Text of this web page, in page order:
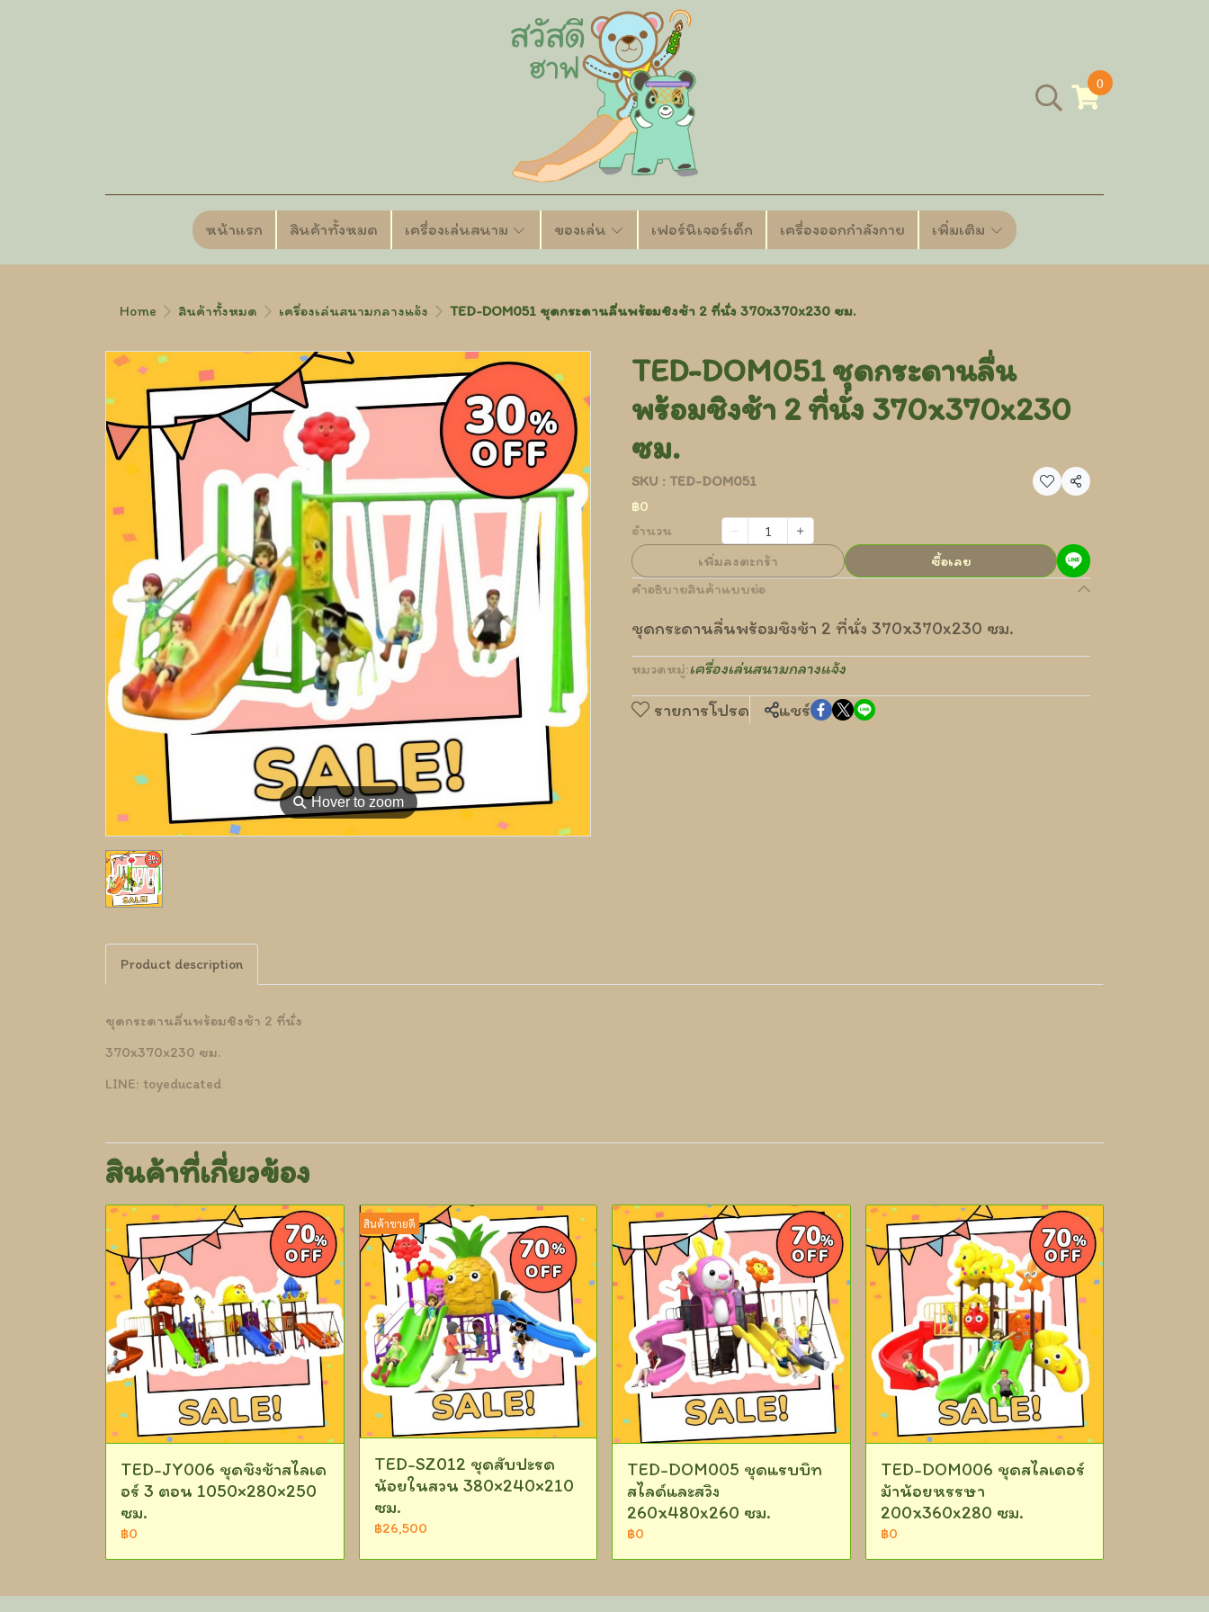
0
หน้าแรก สินค้าทั้งหมด เครื่องเล่นสนาม ของเล่น เฟอร์นิเจอร์เด็ก เครื่องออกกำลังกาย เพิ่มเติม
Home สินค้าทั้งหมด เครื่องเล่นสนามกลางแจ้ง TED-DOM051 ชุดกระดานลื่นพร้อมชิงช้า 2 ที่นั่ง 370x370x230 ซม.
⚲Hover to zoom
TED-DOM051 ชุดกระดานลื่น
พร้อมชิงช้า 2 ที่นั่ง 370x370x230
ซม.
SKU : TED-DOM051
แชร์
฿0
จำนวน
เพิ่มลงตะกร้า
ซื้อเลย
คำอธิบายสินค้าแบบย่อ
ชุดกระดานลื่นพร้อมชิงช้า 2 ที่นั่ง 370x370x230 ซม.
หมวดหมู่:เครื่องเล่นสนามกลางแจ้ง
รายการโปรด แชร์
Product description
ชุดกระดานลื่นพร้อมชิงช้า 2 ที่นั่ง
370x370x230 ซม.
LINE: toyeducated
สินค้าที่เกี่ยวข้อง
TED-JY006 ชุดชิงช้าสไลเด
อร์ 3 ตอน 1050×280×250
ซม.
฿0
สินค้าขายดี
TED-SZ012 ชุดสับปะรด
น้อยในสวน 380×240×210
ซม.
฿26,500
TED-DOM005 ชุดแรบบิท
สไลด์และสวิง
260x480x260 ซม.
฿0
TED-DOM006 ชุดสไลเดอร์
ม้าน้อยหรรษา
200x360x280 ซม.
฿0